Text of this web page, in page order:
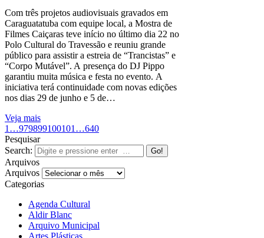
Com três projetos audiovisuais gravados em
Caraguatatuba com equipe local, a Mostra de
Filmes Caiçaras teve início no último dia 22 no
Polo Cultural do Travessão e reuniu grande
público para assistir a estreia de “Trancistas” e
“Corpo Mutável”. A presença do DJ Pippo
garantiu muita música e festa no evento. A
iniciativa terá continuidade com novas edições
nos dias 29 de junho e 5 de…
Veja mais
1 …979899100101 …640
Pesquisar
Search:
Arquivos
Arquivos
Categorias
Agenda Cultural
Aldir Blanc
Arquivo Municipal
Artes Plásticas